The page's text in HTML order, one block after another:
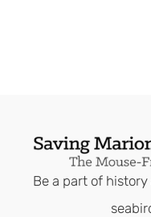
Be a part of history